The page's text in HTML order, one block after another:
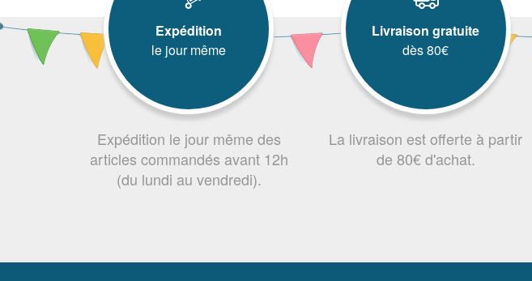
Expédition
le jour même
Expédition le jour même des
articles commandés avant 12h
(du lundi au vendredi).
Livraison gratuite
dès 80€
La livraison est offerte à partir
de 80€ d'achat.